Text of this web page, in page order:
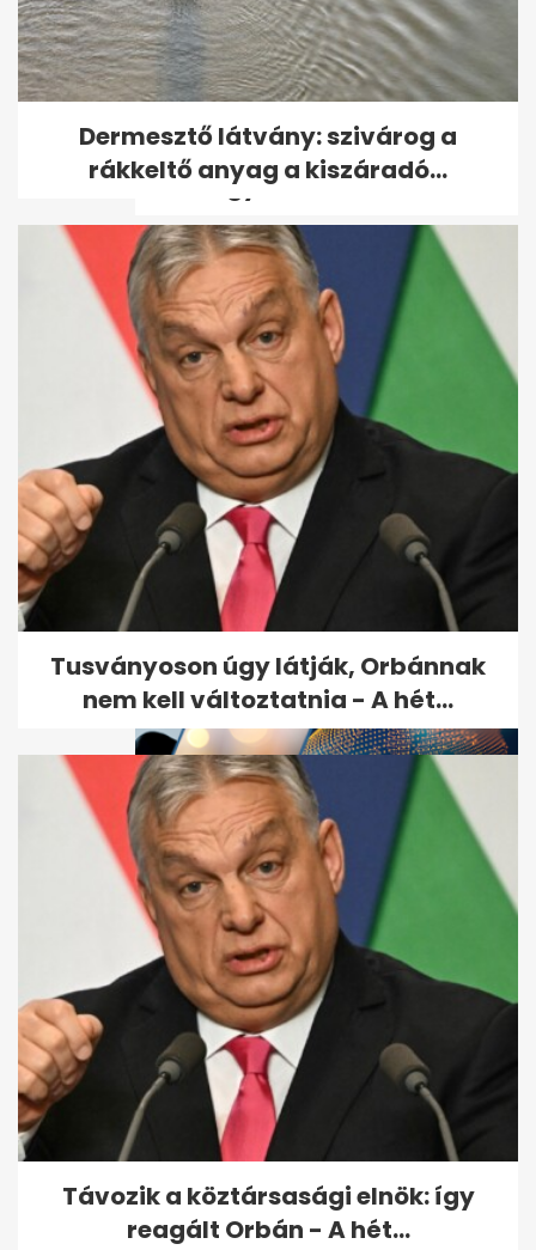
Egy idős asszony 40 milliót
hagyott a gondozójára,
csakhogy két...
Példa nélküli, amit Ferenc
pápa karácsony második
napján tett
A kórházban kiderült: nem a
saját magzatával viselős, de
az...
Dermesztő látvány: szivárog a
rákkeltő anyag a kiszáradó...
Tusványoson úgy látják, Orbánnak
nem kell változtatnia - A hét...
Távozik a köztársasági elnök: így
reagált Orbán - A hét...